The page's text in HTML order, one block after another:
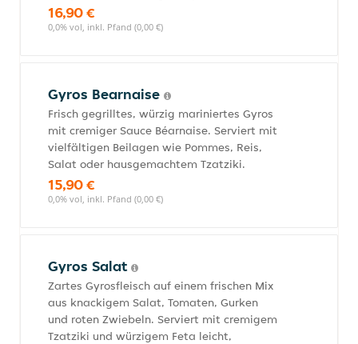
16,90 €
0,0% vol, inkl. Pfand (0,00 €)
Gyros Bearnaise
Frisch gegrilltes, würzig mariniertes Gyros
mit cremiger Sauce Béarnaise. Serviert mit
vielfältigen Beilagen wie Pommes, Reis,
Salat oder hausgemachtem Tzatziki.
15,90 €
0,0% vol, inkl. Pfand (0,00 €)
Gyros Salat
Zartes Gyrosfleisch auf einem frischen Mix
aus knackigem Salat, Tomaten, Gurken
und roten Zwiebeln. Serviert mit cremigem
Tzatziki und würzigem Feta leicht,